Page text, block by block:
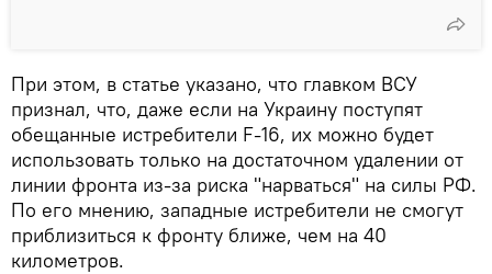
При этом, в статье указано, что главком ВСУ
признал, что, даже если на Украину поступят
обещанные истребители F-16, их можно будет
использовать только на достаточном удалении от
линии фронта из-за риска "нарваться" на силы РФ.
По его мнению, западные истребители не смогут
приблизиться к фронту ближе, чем на 40
километров.